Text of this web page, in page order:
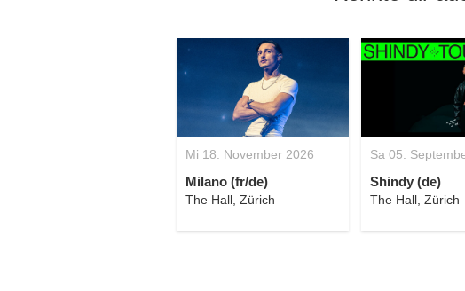
Mi 18. November 2026
Milano (fr/de)
The Hall, Zürich
Sa 05.
Shindy (de)
The Hall, Zürich